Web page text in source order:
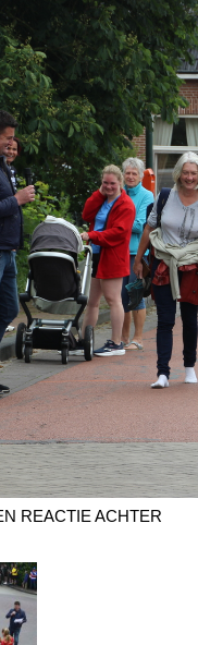
REACTIE ACHTER